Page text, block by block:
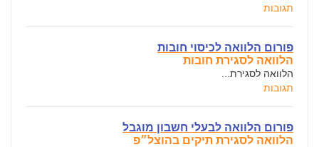
תגובות
פורום הלוואה לכיסוי חובות
הלוואה לסגירת חובות
הלוואה לסגירת...
תגובות
פורום הלוואה לבעלי חשבון מוגבל
הלוואה לסגירת תיקים בהוצל״פ